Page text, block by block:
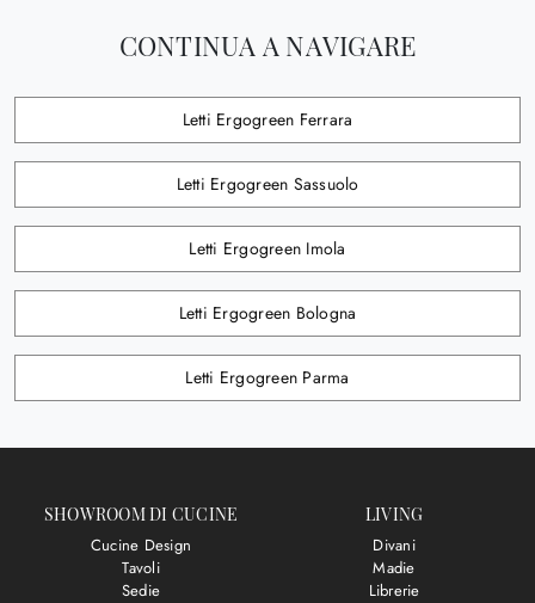
CONTINUA A NAVIGARE
Letti Ergogreen Ferrara
Letti Ergogreen Sassuolo
Letti Ergogreen Imola
Letti Ergogreen Bologna
Letti Ergogreen Parma
SHOWROOM DI CUCINE
Cucine Design
Tavoli
Sedie
LIVING
Divani
Madie
Librerie